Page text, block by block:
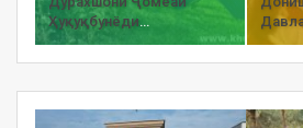
Ҳуқуқбунёди…